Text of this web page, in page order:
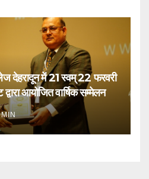
देहरादून में 21 स्वम् 22 फरवरी
आयोजित वार्षिक सम्मेलन